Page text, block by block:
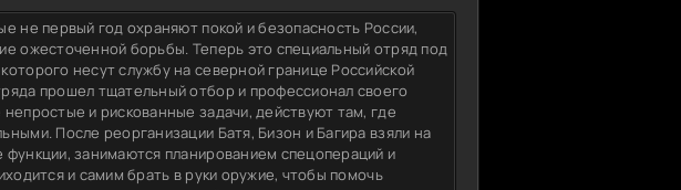
не первый год охраняют покой и безопасность России,
ожесточенной борьбы. Теперь это специальный отряд под
несут службу на северной границе Российской
прошел тщательный отбор и профессионал своего
и рискованные задачи, действуют там, где
После реорганизации Батя, Бизон и Багира взяли на
функции, занимаются планированием спецопераций и
и самим брать в руки оружие, чтобы помочь